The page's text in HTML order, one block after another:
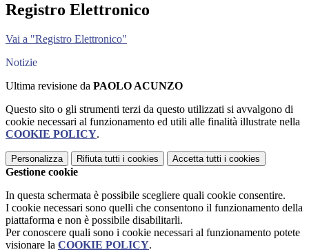
Registro Elettronico
Vai a "Registro Elettronico"
Notizie
Ultima revisione da PAOLO ACUNZO
Questo sito o gli strumenti terzi da questo utilizzati si avvalgono di
cookie necessari al funzionamento ed utili alle finalità illustrate nella
COOKIE POLICY.
Personalizza Rifiuta tutti i cookies Accetta tutti i cookies
Gestione cookie
In questa schermata è possibile scegliere quali cookie consentire.
I cookie necessari sono quelli che consentono il funzionamento della
piattaforma e non è possibile disabilitarli.
Per conoscere quali sono i cookie necessari al funzionamento potete
visionare la COOKIE POLICY.